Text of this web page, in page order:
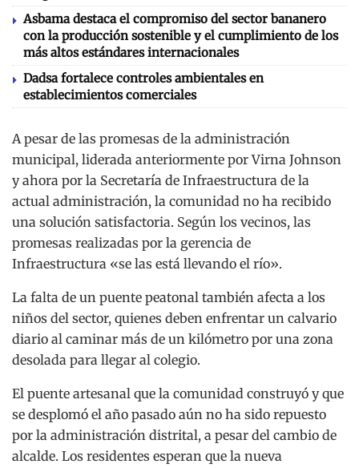
Asbama destaca el compromiso del sector bananero
con la producción sostenible y el cumplimiento de los
más altos estándares internacionales
Dadsa fortalece controles ambientales en
establecimientos comerciales
A pesar de las promesas de la administración
municipal, liderada anteriormente por Virna Johnson
y ahora por la Secretaría de Infraestructura de la
actual administración, la comunidad no ha recibido
una solución satisfactoria. Según los vecinos, las
promesas realizadas por la gerencia de
Infraestructura «se las está llevando el río».
La falta de un puente peatonal también afecta a los
niños del sector, quienes deben enfrentar un calvario
diario al caminar más de un kilómetro por una zona
desolada para llegar al colegio.
El puente artesanal que la comunidad construyó y que
se desplomó el año pasado aún no ha sido repuesto
por la administración distrital, a pesar del cambio de
alcalde. Los residentes esperan que la nueva